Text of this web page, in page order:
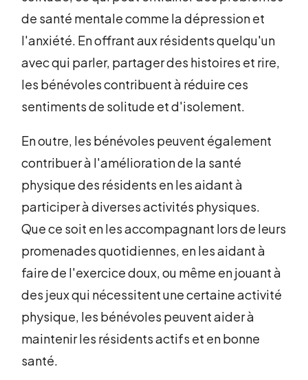
de santé mentale comme la dépression et
l'anxiété. En offrant aux résidents quelqu'un
avec qui parler, partager des histoires et rire,
les bénévoles contribuent à réduire ces
sentiments de solitude et d'isolement.
En outre, les bénévoles peuvent également
contribuer à l'amélioration de la santé
physique des résidents en les aidant à
participer à diverses activités physiques.
Que ce soit en les accompagnant lors de leurs
promenades quotidiennes, en les aidant à
faire de l'exercice doux, ou même en jouant à
des jeux qui nécessitent une certaine activité
physique, les bénévoles peuvent aider à
maintenir les résidents actifs et en bonne
santé.